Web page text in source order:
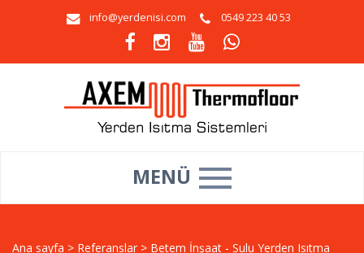
info@yerdenisi.com 0549 223 40 53
MENÜ
Ana sayfa > Referanslar > Betem İnşaat - Sulu Yerden Isıtma